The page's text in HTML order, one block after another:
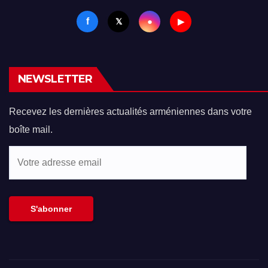
f 𝕏 ● ▶
NEWSLETTER
Recevez les dernières actualités arméniennes dans votre
boîte mail.
S'abonner